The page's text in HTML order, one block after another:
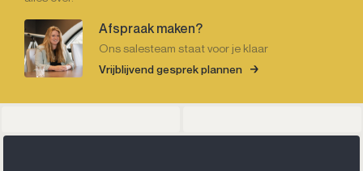
Afspraak maken?
Ons salesteam staat voor je klaar
Vrijblijvend gesprek plannen